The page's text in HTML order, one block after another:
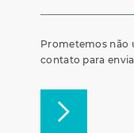
Prometemos não
contato para